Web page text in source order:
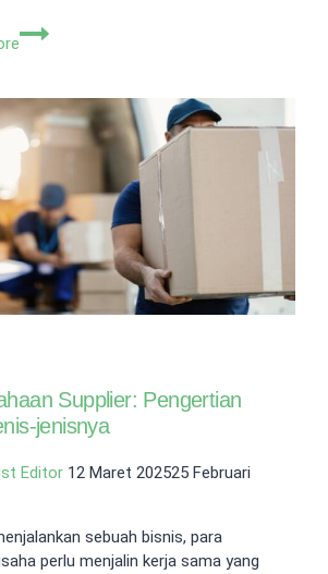
KBLI
Hukum,
Hak
dan
Kewajibannya
Supplier: Pengertian
jenisnya
Editor 12 Maret 202525 Februari
sebuah bisnis, para
perlu menjalin kerja sama yang